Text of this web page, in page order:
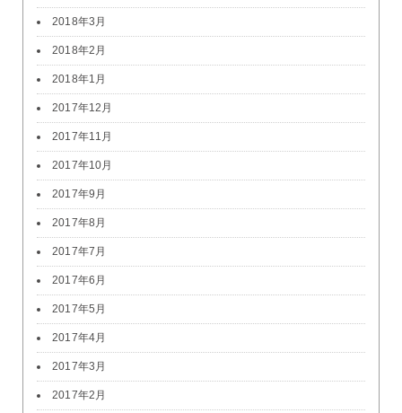
2018年3月
2018年2月
2018年1月
2017年12月
2017年11月
2017年10月
2017年9月
2017年8月
2017年7月
2017年6月
2017年5月
2017年4月
2017年3月
2017年2月